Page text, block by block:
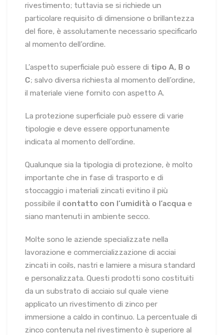
rivestimento; tuttavia se si richiede un
particolare requisito di dimensione o brillantezza
del fiore, è assolutamente necessario specificarlo
al momento dell’ordine.
L’aspetto superficiale può essere di tipo A, B o
C; salvo diversa richiesta al momento dell’ordine,
il materiale viene fornito con aspetto A.
La protezione superficiale può essere di varie
tipologie e deve essere opportunamente
indicata al momento dell’ordine.
Qualunque sia la tipologia di protezione, è molto
importante che in fase di trasporto e di
stoccaggio i materiali zincati evitino il più
possibile il contatto con l’umidità o l’acqua e
siano mantenuti in ambiente secco.
Molte sono le aziende specializzate nella
lavorazione e commercializzazione di acciai
zincati in coils, nastri e lamiere a misura standard
e personalizzata. Questi prodotti sono costituiti
da un substrato di acciaio sul quale viene
applicato un rivestimento di zinco per
immersione a caldo in continuo. La percentuale di
zinco contenuta nel rivestimento è superiore al